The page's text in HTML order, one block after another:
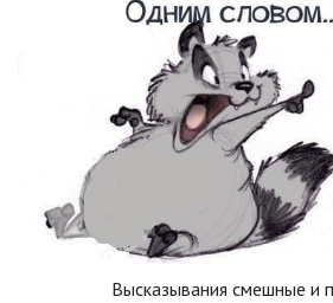
Высказывания смешные и